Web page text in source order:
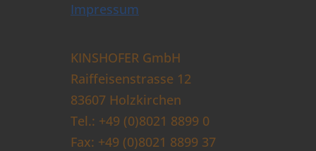
Impressum
KINSHOFER GmbH
Raiffeisenstrasse 12
83607 Holzkirchen
Tel.: +49 (0)8021 8899 0
Fax: +49 (0)8021 8899 37